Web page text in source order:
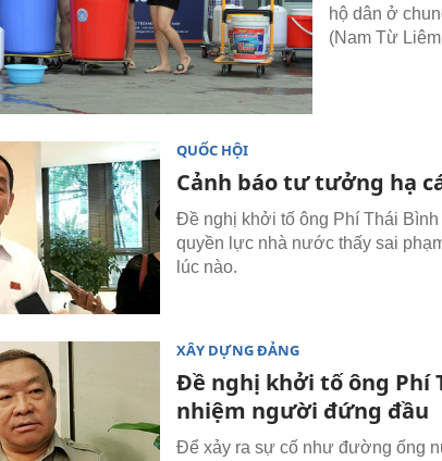
hộ dân ở
(Nam Từ
QUỐC HỘI
Cảnh báo tư tưởng hạ
Đề nghị khởi tố ông Phí Thái
quyền lực nhà nước thấy sai
lúc nào.
XÂY DỰNG ĐẢNG
Đề nghị khởi tố ông Phí
nhiệm người đứng đầu
Để xảy ra sự cố như đường ống